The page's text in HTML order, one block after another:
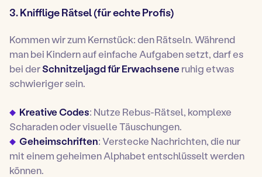
3. Knifflige Rätsel (für echte Profis)
Kommen wir zum Kernstück: den Rätseln. Während
man bei Kindern auf einfache Aufgaben setzt, darf es
bei derSchnitzeljagd für Erwachsene ruhig etwas
schwieriger sein.
Kreative Codes: Nutze Rebus-Rätsel, komplexe
Scharaden oder visuelle Täuschungen.
Geheimschriften: Verstecke Nachrichten, die nur
mit einem geheimen Alphabet entschlüsselt werden
können.